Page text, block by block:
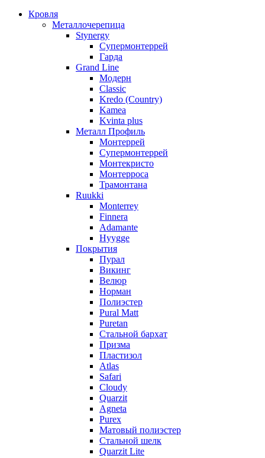
Кровля
Металлочерепица
Stynergy
Супермонтеррей
Гарда
Grand Line
Модерн
Classic
Kredo (Country)
Kamea
Kvinta plus
Металл Профиль
Монтеррей
Супермонтеррей
Монтекристо
Монтерроса
Трамонтана
Ruukki
Monterrey
Finnera
Adamante
Hyygge
Покрытия
Пурал
Викинг
Велюр
Норман
Полиэстер
Pural Matt
Puretan
Стальной бархат
Призма
Пластизол
Atlas
Safari
Cloudy
Quarzit
Agneta
Purex
Матовый полиэстер
Стальной шелк
Quarzit Lite